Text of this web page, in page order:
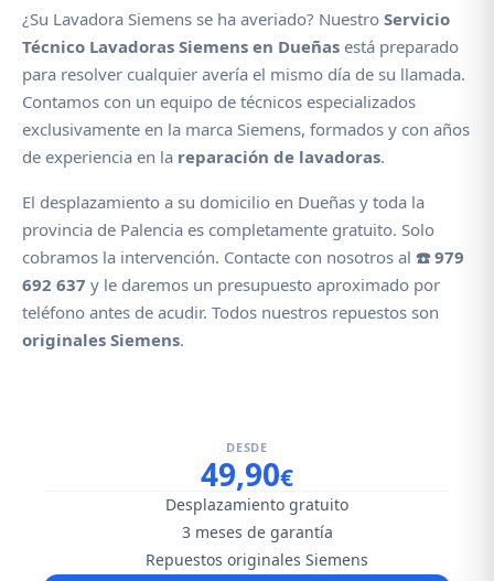
¿Su Lavadora Siemens se ha averiado? Nuestro Servicio
Técnico Lavadoras Siemens en Dueñas está preparado
para resolver cualquier avería el mismo día de su llamada.
Contamos con un equipo de técnicos especializados
exclusivamente en la marca Siemens, formados y con años
de experiencia en la reparación de lavadoras.
El desplazamiento a su domicilio en Dueñas y toda la
provincia de Palencia es completamente gratuito. Solo
cobramos la intervención. Contacte con nosotros al ☎️ 979
692 637 y le daremos un presupuesto aproximado por
teléfono antes de acudir. Todos nuestros repuestos son
originales Siemens.
DESDE
49,90€
Desplazamiento gratuito
3 meses de garantía
Repuestos originales Siemens